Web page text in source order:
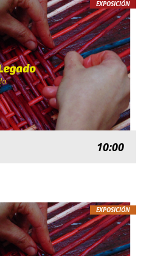
EXPOSICIÓN
10:00
EXPOSICIÓN